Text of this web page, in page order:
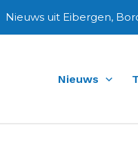
Nieuws uit Eibergen,
Nieuws